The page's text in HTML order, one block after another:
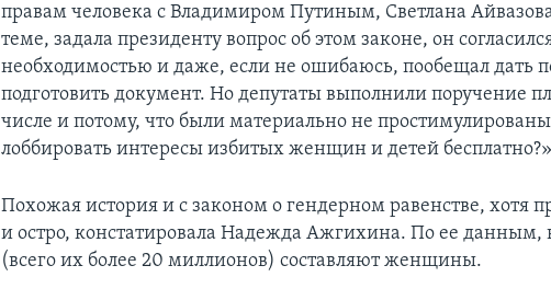
правам человека с Владимиром Путиным, Светлана
теме, задала президенту вопрос об этом законе, он
необходимостью и даже, если не ошибаюсь, пообещал дать
подготовить документ. Но депутаты выполнили поручение
числе и потому, что были материально не
лоббировать интересы избитых женщин и детей бесплатно?»
Похожая история и с законом о гендерном равенстве, хотя
и остро, констатировала Надежда Ажгихина. По ее данным,
(всего их более 20 миллионов) составляют женщины.